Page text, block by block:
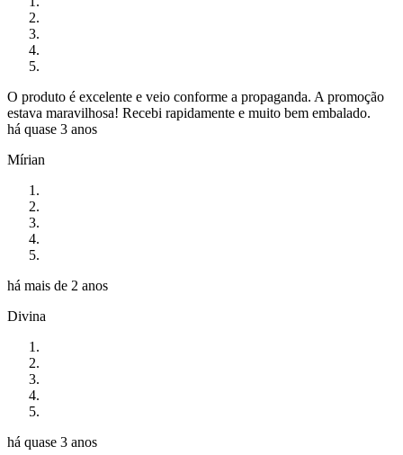
O produto é excelente e veio conforme a propaganda. A promoção
estava maravilhosa! Recebi rapidamente e muito bem embalado.
há quase 3 anos
Mírian
há mais de 2 anos
Divina
há quase 3 anos